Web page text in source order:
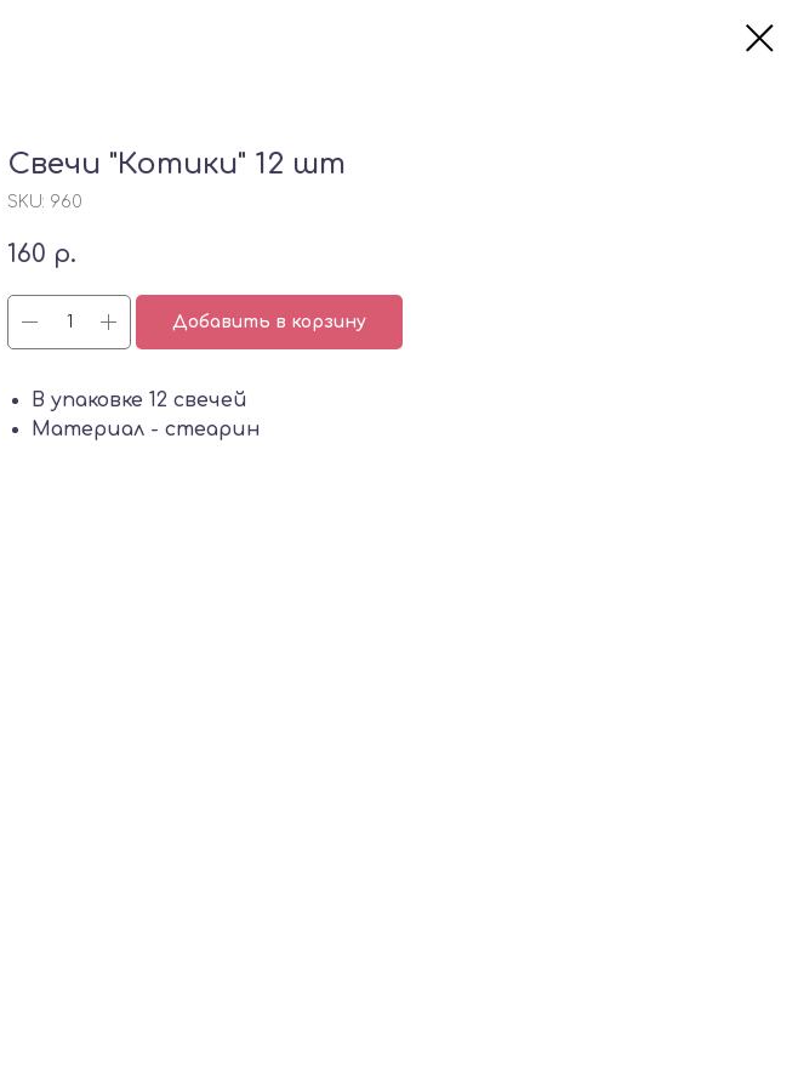
Свечи "Котики" 12 шт
SKU: 960
160 р.
Добавить в корзину
В упаковке 12 свечей
Материал - стеарин